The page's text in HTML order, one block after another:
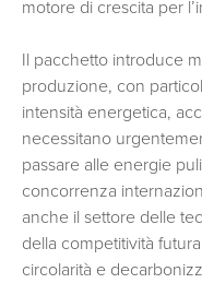
motore di crescita per
Il pacchetto introduce
produzione, con
intensità energetica,
necessitano
passare alle energie
concorrenza
anche il settore delle
della competitività
circolarità e